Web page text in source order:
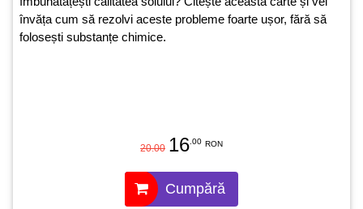
învăța cum să rezolvi aceste probleme foarte ușor, fără să
folosești substanțe chimice.
20.00 16 .00 RON
Cumpără